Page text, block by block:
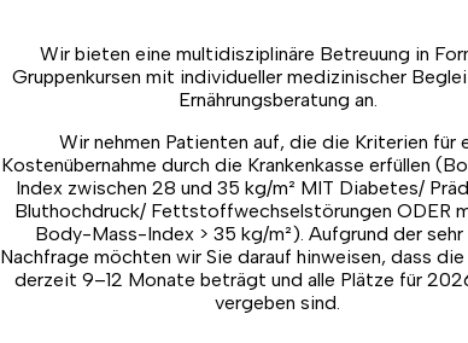
Deutsch
Französisch
Italienisch
Englisch
Rumänisch
Spanisch
Präsenz im EndoDia Centre
Montag Vormittag,
Wir bieten eine multidisziplinäre Betreuung in
Gruppenkursen mit individueller medizinischer
Ernährungsberatung an.
Wir nehmen Patienten auf, die die Kriterien für
Kostenübernahme durch die Krankenkasse erfüllen
Index zwischen 28 und 35 kg/m² MIT Diabetes/
Bluthochdruck/ Fettstoffwechselstörungen ODER
Body-Mass-Index > 35 kg/m²). Aufgrund der sehr
Nachfrage möchten wir Sie darauf hinweisen, dass
derzeit 9–12 Monate beträgt und alle Plätze für
vergeben sind.